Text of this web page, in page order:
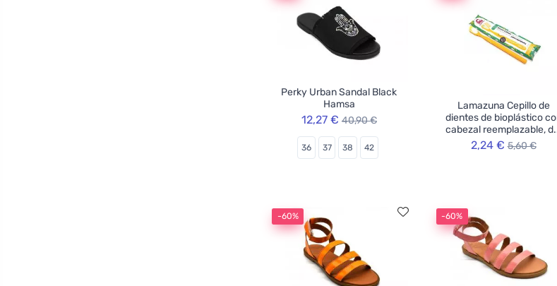
Perky Urban Sandal Black
Hamsa
12,27 € 40,90 €
36 37 38 42
Lamazuna Cepillo de
dientes de bioplástico
cabezal reemplazable,
2,24 € 5,60 €
-60% -60%